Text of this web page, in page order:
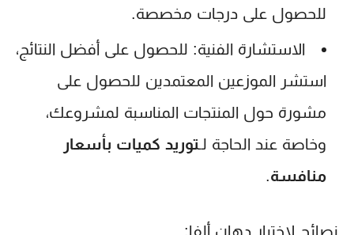
للحصول على درجات مخصصة.
الاستشارة الفنية: للحصول على أفضل النتائج،
استشر الموزعين المعتمدين للحصول على
مشورة حول المنتجات المناسبة لمشروعك،
وخاصة عند الحاجة لـتوريد كميات بأسعار
منافسة.
نصائح لاختيار دهان ألفا: